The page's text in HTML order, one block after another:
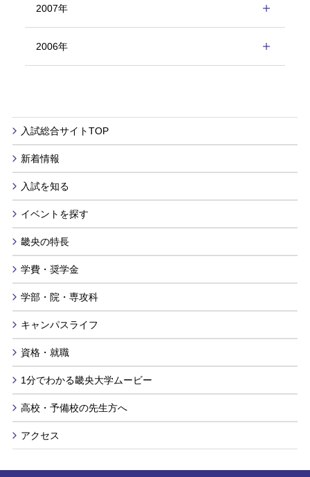
2007年
2006年
入試総合サイトTOP
新着情報
入試を知る
イベントを探す
畿央の特長
学費・奨学金
学部・院・専攻科
キャンパスライフ
資格・就職
1分でわかる畿央大学ムービー
高校・予備校の先生方へ
アクセス